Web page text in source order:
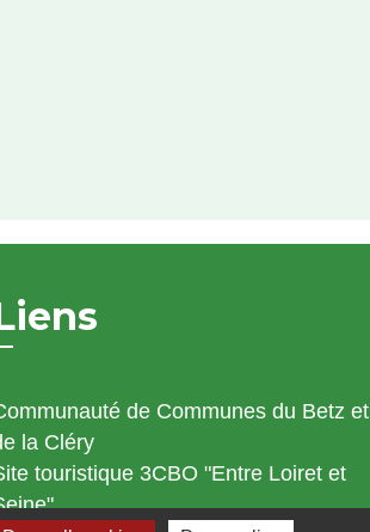
de Communes du Betz et
la Cléry
touristique 3CBO "Entre Loiret et